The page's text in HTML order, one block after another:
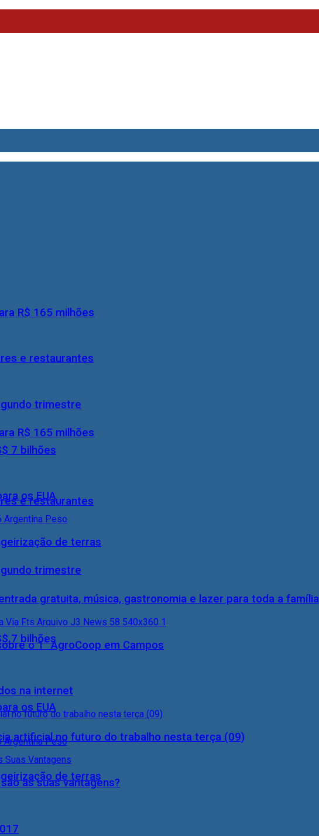
R$ 165 milhões
e restaurantes
trimestre
7 bilhões
os EUA
de terras
R$ 165 milhões
e restaurantes
trimestre
7 bilhões
os EUA
de terras
gratuita, música, gastronomia e lazer para toda a família
o 1° AgroCoop em Campos
na internet
artificial no futuro do trabalho nesta terça (09)
as suas vantagens?